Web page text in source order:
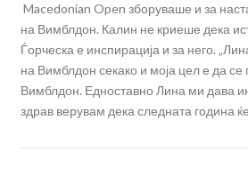
Macedonian Open зборуваше и за
на Вимблдон. Калин не криеше дека
Ѓорческа е инспирација и за него.
на Вимблдон секако и моја цел е да
Вимблдон. Едноставно Лина ми дава
здрав верувам дека следната година